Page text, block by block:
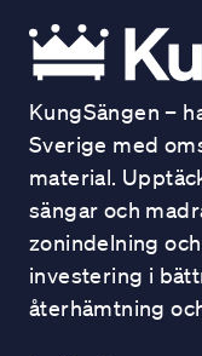
KungSängen –
Sverige med
material.
sängar och
zonindelning
investering i
återhämtning